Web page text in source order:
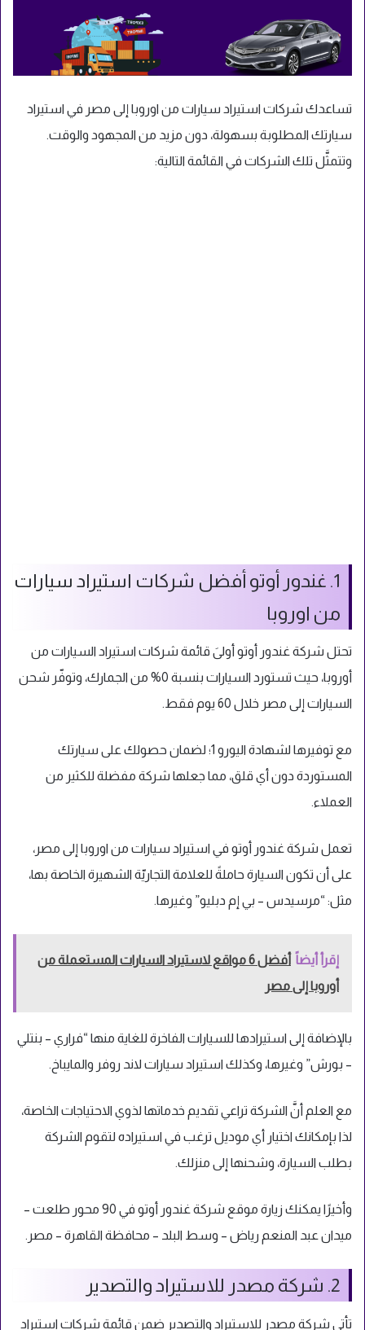
تساعدك شركات استيراد سيارات من اوروبا إلى مصر في استيراد
سيارتك المطلوبة بسهولة، دون مزيد من المجهود والوقت.
وتتمثَّل تلك الشركات في القائمة التالية:
1. غندور أوتو أفضل شركات استيراد سيارات
من اوروبا
تحتل شركة غندور أوتو أولىَ قائمة شركات استيراد السيارات من
أوروبا، حيث تستورد السيارات بنسبة 0% من الجمارك، وتوفّر شحن
السيارات إلى مصر خلال 60 يوم فقط.
مع توفيرها لشهادة اليورو 1؛ لضمان حصولك على سيارتك
المستوردة دون أي قلق، مما جعلها شركة مفضلة للكثير من
العملاء.
تعمل شركة غندور أوتو في استيراد سيارات من اوروبا إلى مصر،
على أن تكون السيارة حاملةً للعلامة التجاريّة الشهيرة الخاصة بها،
مثل: “مرسيدس – بي إم دبليو” وغيرها.
إقرأ أيضاً
أفضل 6 مواقع لاستيراد السيارات المستعملة من
أوروبا إلى مصر
بالإضافة إلى استيرادها للسيارات الفاخرة للغاية منها “فراري – بنتلي
– بورش” وغيرها، وكذلك استيراد سيارات لاند روفر والمايباخ.
مع العلم أنَّ الشركة تراعي تقديم خدماتها لذوي الاحتياجات الخاصة،
لذا بإمكانك اختيار أي موديل ترغب في استيراده لتقوم الشركة
بطلب السيارة، وشحنها إلى منزلك.
وأخيرًا يمكنك زيارة موقع شركة غندور أوتو في 90 محور طلعت –
ميدان عبد المنعم رياض – وسط البلد – محافظة القاهرة – مصر.
2. شركة مصدر للاستيراد والتصدير
تأتي شركة مصدر للاستيراد والتصدير ضمن قائمة شركات استيراد